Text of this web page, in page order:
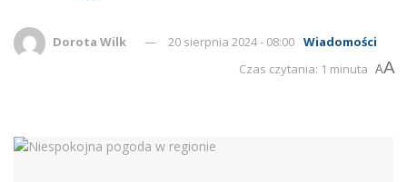
Dorota Wilk 20 sierpnia 2024 - 08:00 Wiadomości
Czas czytania: 1 minuta AA